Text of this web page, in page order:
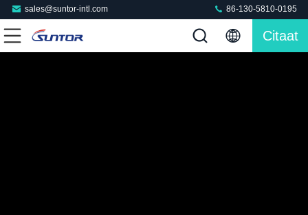
sales@suntor-intl.com 86-130-5810-0195
Citaat